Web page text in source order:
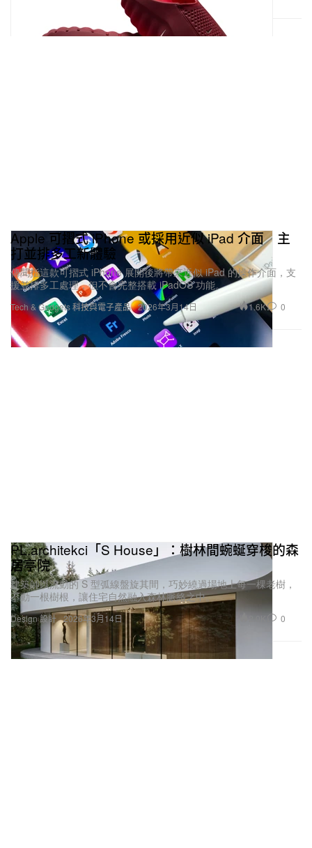
Tech & Gadgets 科技與電子產品
Apple 可摺式 iPhone 或採用近似 iPad 介面 主
打並排多工新體驗
傳聞指這款可摺式 iPhone 展開後將帶來近似 iPad 的操作介面，支
援並排多工處理，但不會完整搭載 iPadOS 功能。
2026年3月14日 1.6K 0
Design 設計
PL.architekci「S House」：樹林間蜿蜒穿梭的森
居亭院
建築師以流動的 S 型弧線盤旋其間，巧妙繞過場地上每一棵老樹，
不動一根樹根，讓住宅自然融入森林脈絡之中。
2026年3月14日 0